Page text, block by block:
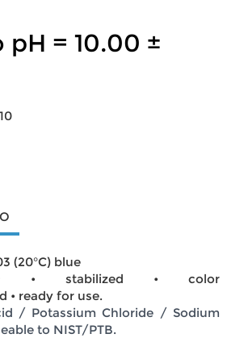
pH = 10.00 ±
(20°C) blue
• stabilized • color
• ready for use.
/ Potassium Chloride / Sodium
to NIST/PTB.